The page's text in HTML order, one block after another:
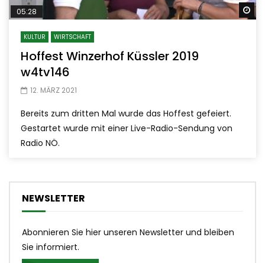
05:28
KULTUR WIRTSCHAFT
Hoffest Winzerhof Küssler 2019
w4tv146
12. MÄRZ 2021
Bereits zum dritten Mal wurde das Hoffest gefeiert.
Gestartet wurde mit einer Live-Radio-Sendung von
Radio NÖ.
NEWSLETTER
Abonnieren Sie hier unseren Newsletter und bleiben
Sie informiert.